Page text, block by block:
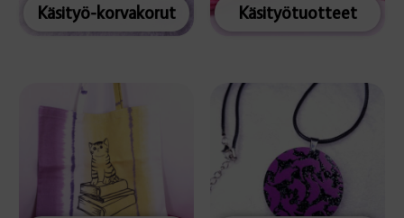
Käsityö-korvakorut Käsityötuotteet